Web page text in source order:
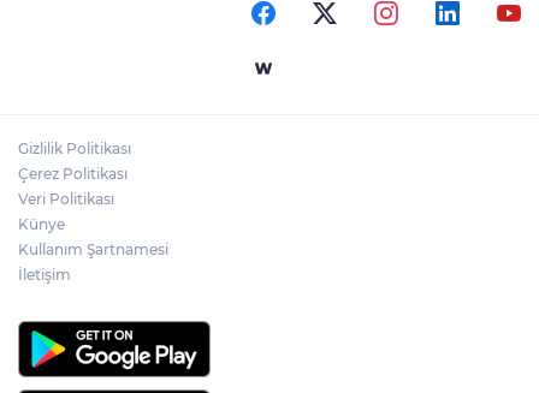
Gizlilik Politikası
Çerez Politikası
Veri Politikası
Künye
Kullanım Şartnamesi
İletişim